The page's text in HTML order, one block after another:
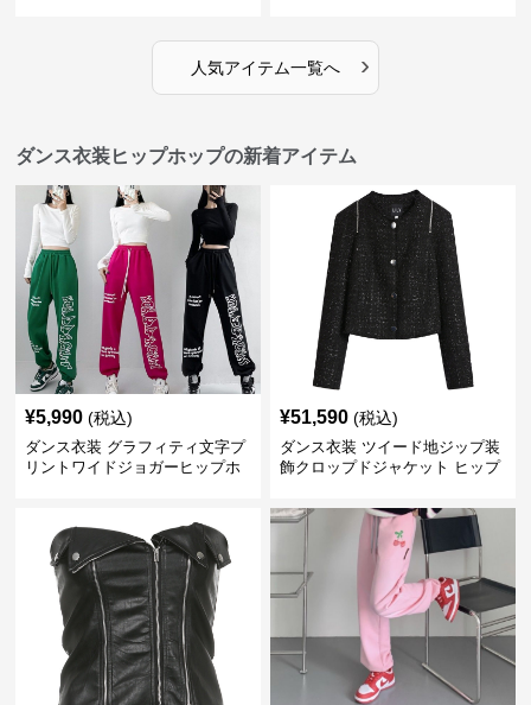
人気アイテム一覧へ ›
ダンス衣装ヒップホップの新着アイテム
¥5,990 (税込)
ダンス衣装 グラフィティ文字プ
リントワイドジョガーヒップホ
¥51,590 (税込)
ダンス衣装 ツイード地ジップ装
飾クロップドジャケット ヒップ